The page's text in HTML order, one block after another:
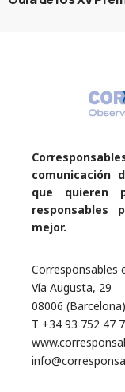
comunicación
que quieren
responsables
mejor.
Corresponsables
Vía Augusta, 29
08006 (Barcelona)
T +34 93 752 47